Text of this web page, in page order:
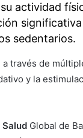
actividad
sedentarios.
través de
y la
Salud Global de